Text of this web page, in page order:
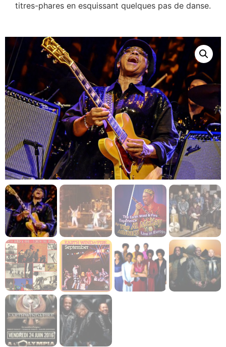
titres-phares en esquissant quelques pas de danse.